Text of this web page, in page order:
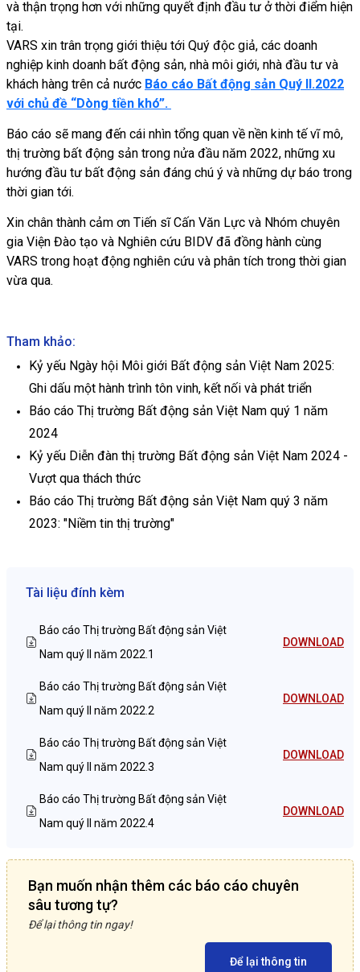
và thận trọng hơn với những quyết định đầu tư ở thời điểm hiện
tại.
VARS xin trân trọng giới thiệu tới Quý độc giả, các doanh
nghiệp kinh doanh bất động sản, nhà môi giới, nhà đầu tư và
khách hàng trên cả nước Báo cáo Bất động sản Quý II.2022
với chủ đề “Dòng tiền khó”.
Báo cáo sẽ mang đến cái nhìn tổng quan về nền kinh tế vĩ mô,
thị trường bất động sản trong nửa đầu năm 2022, những xu
hướng đầu tư bất động sản đáng chú ý và những dự báo trong
thời gian tới.
Xin chân thành cảm ơn Tiến sĩ Cấn Văn Lực và Nhóm chuyên
gia Viện Đào tạo và Nghiên cứu BIDV đã đồng hành cùng
VARS trong hoạt động nghiên cứu và phân tích trong thời gian
vừa qua.
Tham khảo:
Kỷ yếu Ngày hội Môi giới Bất động sản Việt Nam 2025:
Ghi dấu một hành trình tôn vinh, kết nối và phát triển
Báo cáo Thị trường Bất động sản Việt Nam quý 1 năm
2024
Kỷ yếu Diễn đàn thị trường Bất động sản Việt Nam 2024 -
Vượt qua thách thức
Báo cáo Thị trường Bất động sản Việt Nam quý 3 năm
2023: "Niềm tin thị trường"
Tài liệu đính kèm
Báo cáo Thị trường Bất động sản Việt
Nam quý II năm 2022.1
DOWNLOAD
Báo cáo Thị trường Bất động sản Việt
Nam quý II năm 2022.2
DOWNLOAD
Báo cáo Thị trường Bất động sản Việt
Nam quý II năm 2022.3
DOWNLOAD
Báo cáo Thị trường Bất động sản Việt
Nam quý II năm 2022.4
DOWNLOAD
Bạn muốn nhận thêm các báo cáo chuyên
sâu tương tự?
Để lại thông tin ngay!
Để lại thông tin